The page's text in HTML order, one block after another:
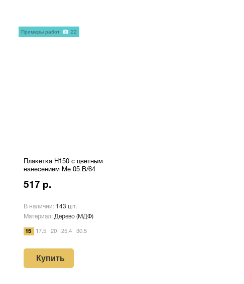
Плакетка H150 с цветным
нанесением Me 05 B/64
517 р.
В наличии: 143 шт.
Материал: Дерево (МДФ)
15 17.5 20 25.4 30.5
Купить
Примеры работ 22